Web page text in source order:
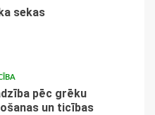
sekas
pēc grēku
un ticības